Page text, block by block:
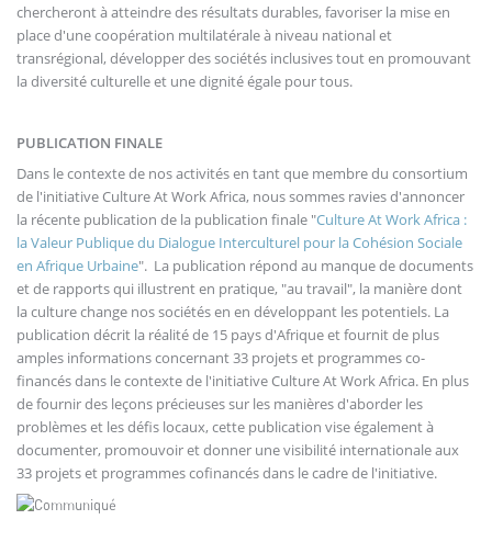
chercheront à atteindre des résultats durables, favoriser la mise en
place d'une coopération multilatérale à niveau national et
transrégional, développer des sociétés inclusives tout en promouvant
la diversité culturelle et une dignité égale pour tous.
PUBLICATION FINALE
Dans le contexte de nos activités en tant que membre du consortium
de l'initiative Culture At Work Africa, nous sommes ravies d'annoncer
la récente publication de la publication finale "Culture At Work Africa :
la Valeur Publique du Dialogue Interculturel pour la Cohésion Sociale
en Afrique Urbaine". La publication répond au manque de documents
et de rapports qui illustrent en pratique, "au travail", la manière dont
la culture change nos sociétés en en développant les potentiels. La
publication décrit la réalité de 15 pays d'Afrique et fournit de plus
amples informations concernant 33 projets et programmes co-
financés dans le contexte de l'initiative Culture At Work Africa. En plus
de fournir des leçons précieuses sur les manières d'aborder les
problèmes et les défis locaux, cette publication vise également à
documenter, promouvoir et donner une visibilité internationale aux
33 projets et programmes cofinancés dans le cadre de l'initiative.